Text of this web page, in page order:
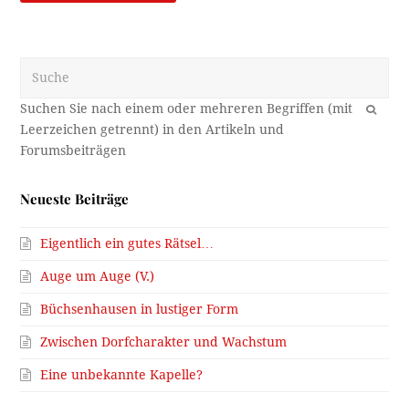
OK
Neueste Beiträge
Eigentlich ein gutes Rätsel…
Auge um Auge (V.)
Büchsenhausen in lustiger Form
Zwischen Dorfcharakter und Wachstum
Eine unbekannte Kapelle?